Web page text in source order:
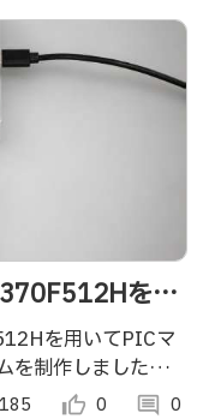
を用
を用いてPICマ
制作しましたので
185 thumb_up_alt 0 comment 0